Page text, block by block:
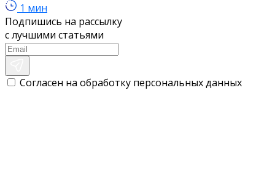
1 мин
Подпишись на рассылку
с лучшими статьями
Согласен на обработку персональных данных